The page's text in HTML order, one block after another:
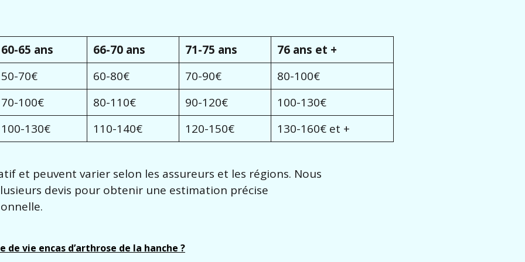
60-65 ans 66-70 ans 71-75 ans
76 ans et +
50-70€
60-80€ 70-90€
80-100€
70-100€
80-110€ 90-120€
100-130€
100-130€
110-140€ 120-150€ 130-160€ et +
et peuvent varier selon les assureurs et les régions. Nous
devis pour obtenir une estimation précise
vie encas d’arthrose de la hanche ?